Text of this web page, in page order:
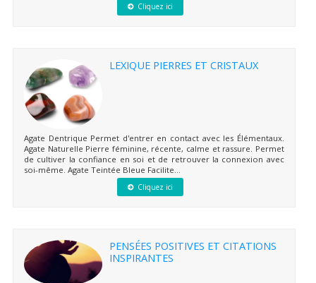
Cliquez ici
LEXIQUE PIERRES ET CRISTAUX
Agate Dentrique Permet d'entrer en contact avec les Élémentaux.
Agate Naturelle Pierre féminine, récente, calme et rassure. Permet
de cultiver la confiance en soi et de retrouver la connexion avec
soi-même. Agate Teintée Bleue Facilite...
Cliquez ici
PENSÉES POSITIVES ET CITATIONS
INSPIRANTES